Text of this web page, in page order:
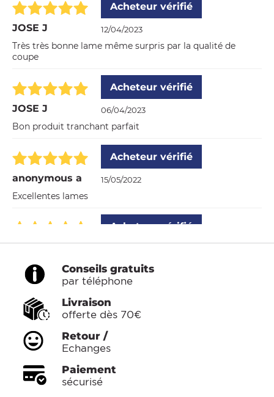
JOSE J
Acheteur vérifié
12/04/2023
Très très bonne lame même surpris par la qualité de
coupe
JOSE J
Acheteur vérifié
06/04/2023
Bon produit tranchant parfait
anonymous a
Acheteur vérifié
15/05/2022
Excellentes lames
Acheteur vérifié
très bon
Conseils gratuits
par téléphone
Livraison
offerte dès 70€
Retour /
Echanges
Paiement
sécurisé